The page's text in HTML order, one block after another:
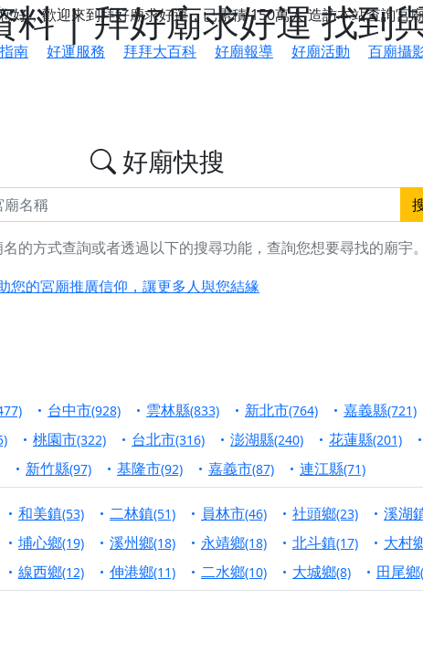
料 | 拜好廟求好運 找到
好，歡迎來到拜好廟求好運，已累積150萬人造訪本站查詢宮
南 好運服務 拜拜大百科 好廟報導 好廟活動 百廟攝
好廟快搜
的方式查詢或者透過以下的搜尋功能，查詢您想要尋找的廟宇。
】 贊助支持我們推廣台灣民俗宗教文化
您的宮廟推廣信仰，讓更多人與您結緣
天宮】驪山母娘聖誕暨中元普渡大法會，誠邀十方善信大德，
中元報恩法會，這場法會不只是超薦與普渡，更是一份對祖先
皇寶懺法會，一念虔誠禮寶懺，一分懺悔植福田，誠邀十方善
普渡大法會，誠摯歡迎十方善信大德隨喜贊普，為祖先親眷祈
普渡交給專業的來，省時省力又積福！「玉皇大帝 大天尊」 親
普渡法會，誠摯邀請十方善信大德，一同回到北投土地公埔，
聖誕祝壽盛典，邀請十方善信大德蒞臨參香祝壽，同沐母娘慈光
台中市(928) 雲林縣(833) 新北市(764) 嘉義縣(721)
桃園市(322) 台北市(316) 澎湖縣(240) 花蓮縣(201)
新竹縣(97) 基隆市(92) 嘉義市(87) 連江縣(71)
和美鎮(53) 二林鎮(51) 員林市(46) 社頭鄉(23) 溪湖
埔心鄉(19) 溪州鄉(18) 永靖鄉(18) 北斗鎮(17) 大村
線西鄉(12) 伸港鄉(11) 二水鄉(10) 大城鄉(8) 田尾鄉